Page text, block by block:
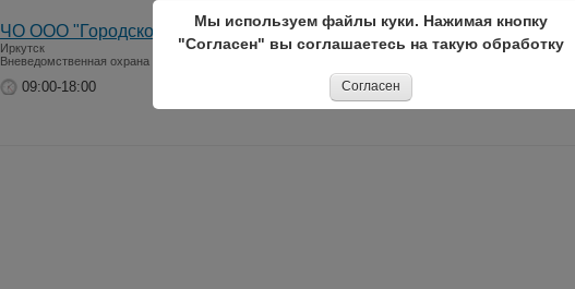
ЧО ООО "Городской ДОЗОР"
Иркутск
Вневедомственная охрана
09:00-18:00
Мы используем файлы куки. Нажимая кнопку
"Согласен" вы соглашаетесь на такую обработку
Согласен